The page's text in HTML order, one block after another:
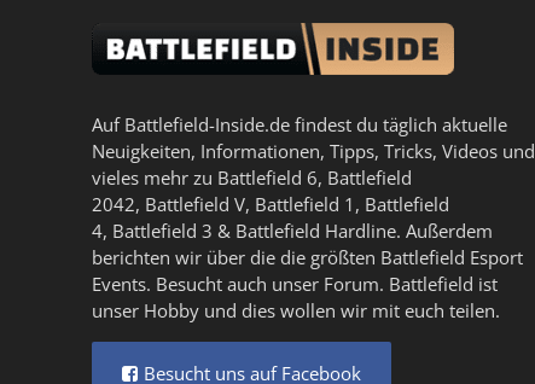
Auf Battlefield-Inside.de findest du täglich aktuelle
Neuigkeiten, Informationen, Tipps, Tricks, Videos und
vieles mehr zu Battlefield 6, Battlefield
2042, Battlefield V, Battlefield 1 , Battlefield
4, Battlefield 3 & Battlefield Hardline. Außerdem
berichten wir über die die größten Battlefield Esport
Events. Besucht auch unser Forum. Battlefield ist
unser Hobby und dies wollen wir mit euch teilen.
Besucht uns auf Facebook